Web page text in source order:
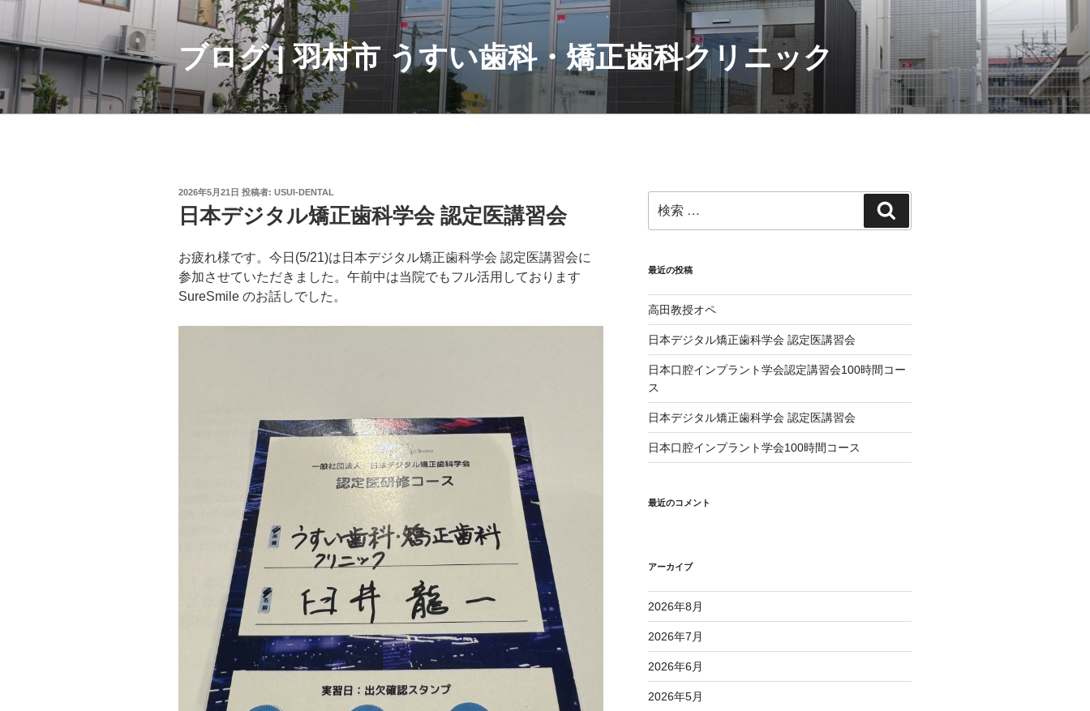
テ
ン
ツ
へ
ブログ | 羽村市 うすい歯科・矯正歯科クリニック
投
稿
日:
2026年5月21日 投稿者: USUI-DENTAL
日本デジタル矯正歯科学会 認定医講習会
お疲れ様です。今日(5/21)は日本デジタル矯正歯科学会 認定医講習会に
参加させていただきました。午前中は当院でもフル活用しております
SureSmile のお話しでした。
索:
索
最近の投稿
高田教授オペ
日本デジタル矯正歯科学会 認定医講習会
日本口腔インプラント学会認定講習会100時間コー
ス
日本デジタル矯正歯科学会 認定医講習会
日本口腔インプラント学会100時間コース
最近のコメント
アーカイブ
2026年8月
2026年7月
2026年6月
2026年5月